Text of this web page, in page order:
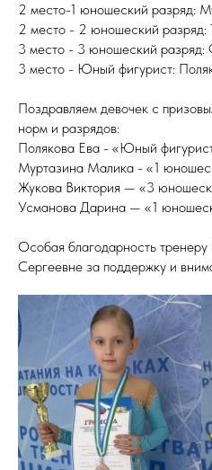
2 место-1 юношеский разряд:
2 место - 2 юношеский разряд:
3 место - 3 юношеский разряд:
3 место - Юный фигурист:
Поздравляем девочек с
норм и разрядов:
Полякова Ева - «Юный
Муртазина Малика - «1
Жукова Виктория — «3
Усманова Дарина — «1
Особая благодарность
Сергеевне за поддержку и